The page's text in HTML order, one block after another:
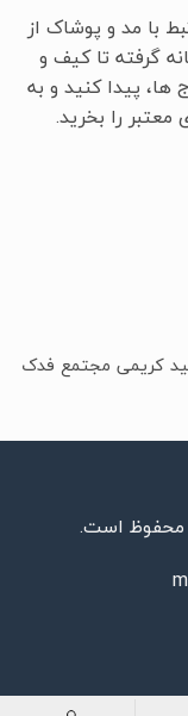
با مد و پوشاک از
گرفته تا کیف و
پیدا کنید و به
را بخرید.
کریمی مجتمع فدک
محفوظ است.